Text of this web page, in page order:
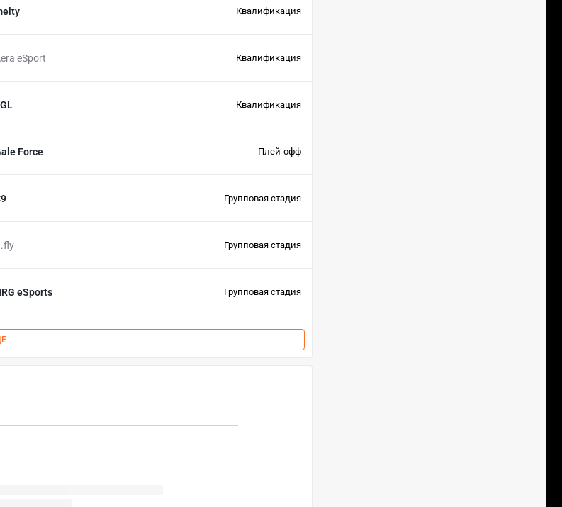
Квалификация
eSport Квалификация
Квалификация
Force Плей-офф
Групповая стадия
Групповая стадия
eSports Групповая стадия